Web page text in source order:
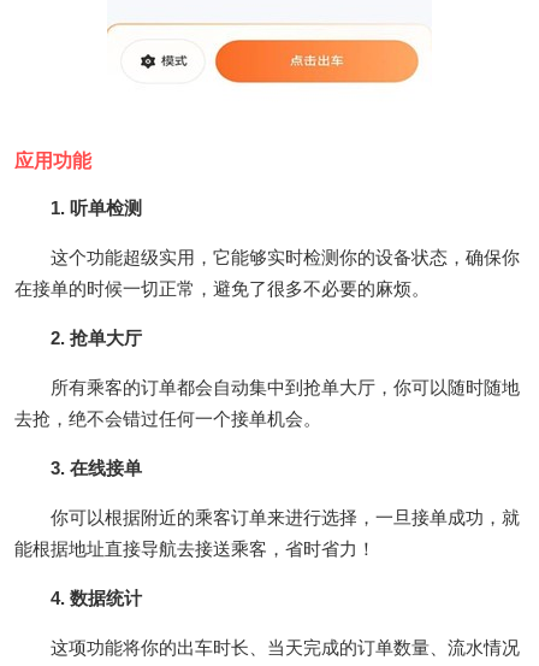
应用功能
1. 听单检测
这个功能超级实用，它能够实时检测你的设备状态，确保你
在接单的时候一切正常，避免了很多不必要的麻烦。
2. 抢单大厅
所有乘客的订单都会自动集中到抢单大厅，你可以随时随地
去抢，绝不会错过任何一个接单机会。
3. 在线接单
你可以根据附近的乘客订单来进行选择，一旦接单成功，就
能根据地址直接导航去接送乘客，省时省力！
4. 数据统计
这项功能将你的出车时长、当天完成的订单数量、流水情况